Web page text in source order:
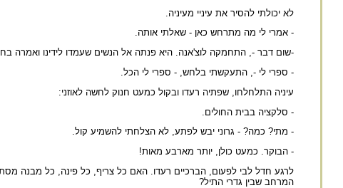
לא יכולתי להסיר את עיניי מעיניה.
- אמרי לי מה מתרחש כאן - שאלתי אותה.
-שום דבר -, התחמקה לוצ'אנה. היא פנתה אל הנשים שעמדו לידינו ואמרה
- ספרי לי -, התעקשתי בלחש, - ספרי לי הכל.
עיניה התלחלחו, שפתיה רעדו ובקול כמעט חנוק לחשה לאוזני:
- סלקציה בבית החולים.
- מתי? כמה? - גרוני יבש לפתע, לא הצלחתי להשמיע קול.
- הבוקר. כמעט כולן, יותר מארבע מאות!
לרגע חדל לבי לפעום, הברכיים רעדו. האם כל צריף, כל פינה, כל מבנה
המרחב שבין גדרי התיל?